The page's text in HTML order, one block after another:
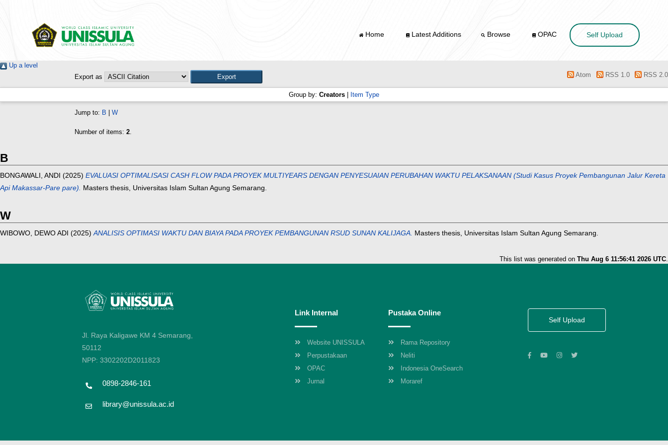
Home Latest Additions Browse OPAC Self Upload
Up a level
Export as
Atom RSS 1.0 RSS 2.0
Group by: Creators Item Type
Jump to: B W
Number of items: 2.
B
BONGAWALI, ANDI (2025) EVALUASI OPTIMALISASI CASH FLOW PADA PROYEK MULTIYEARS DENGAN PENYESUAIAN PERUBAHAN WAKTU PELAKSANAAN (Studi Kasus Proyek Pembangunan Jalur Kereta
Api Makassar-Pare pare). Masters thesis, Universitas Islam Sultan Agung Semarang.
W
WIBOWO, DEWO ADI (2025)ANALISIS OPTIMASI WAKTU DAN BIAYA PADA PROYEK PEMBANGUNAN RSUD SUNAN KALIJAGA. Masters thesis, Universitas Islam Sultan Agung Semarang.
This list was generated on Thu Aug 6 11:56:41 2026 UTC.
Jl. Raya Kaligawe KM 4 Semarang,
50112
NPP: 3302202D2011823
0898-2846-161
library@unissula.ac.id
Link Internal
Website UNISSULA
Perpustakaan
OPAC
Jurnal
Pustaka Online
Rama Repository
Neliti
Indonesia OneSearch
Moraref
Self Upload